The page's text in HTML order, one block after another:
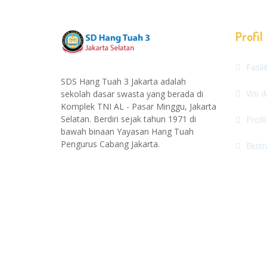
SDS Hang Tuah 3 Jakarta adalah
sekolah dasar swasta yang berada di
Komplek TNI AL - Pasar Minggu, Jakarta
Selatan. Berdiri sejak tahun 1971 di
bawah binaan Yayasan Hang Tuah
Pengurus Cabang Jakarta.
Profil
Visi